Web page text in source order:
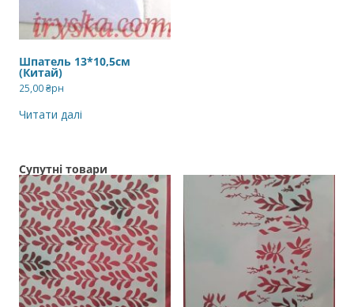
Шпатель 13*10,5см
(Китай)
25,00₴рн
Читати далі
Супутні товари